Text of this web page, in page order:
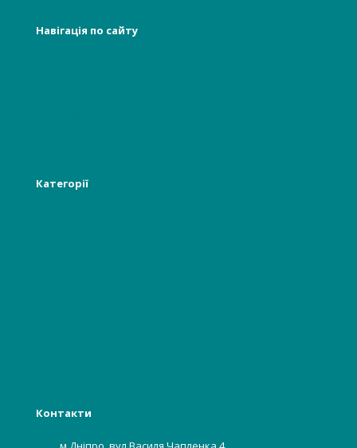
Навігація по сайту
Категорії
Контакти